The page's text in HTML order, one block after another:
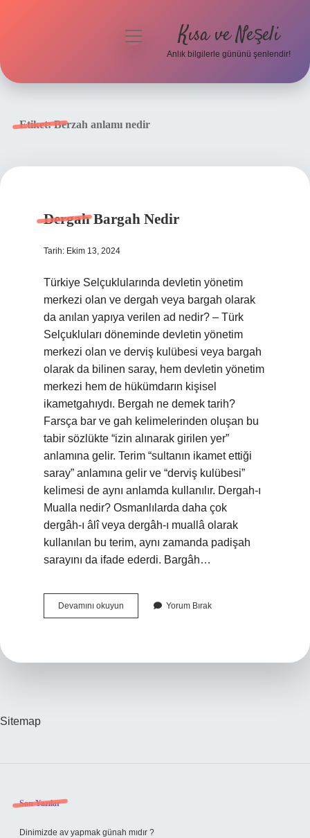
menüyü
Kısa ve Neşeli
Anlık bilgilerle gününü şenlendir!
Etiket:Berzah anlamı nedir
Dergah Bargah Nedir
Tarih: Ekim 13, 2024
Türkiye Selçuklularında devletin yönetim
merkezi olan ve dergah veya bargah olarak
da anılan yapıya verilen ad nedir? – Türk
Selçukluları döneminde devletin yönetim
merkezi olan ve derviş kulübesi veya bargah
olarak da bilinen saray, hem devletin yönetim
merkezi hem de hükümdarın kişisel
ikametgahıydı. Bergah ne demek tarih?
Farsça bar ve gah kelimelerinden oluşan bu
tabir sözlükte “izin alınarak girilen yer”
anlamına gelir. Terim “sultanın ikamet ettiği
saray” anlamına gelir ve “derviş kulübesi”
kelimesi de aynı anlamda kullanılır. Dergah-ı
Mualla nedir? Osmanlılarda daha çok
dergâh-ı âlî veya dergâh-ı muallâ olarak
kullanılan bu terim, aynı zamanda padişah
sarayını da ifade ederdi. Bargâh…
Devamını okuyun
Bargah
Yorum Bırak
Sitemap
Sidebar
Son Yazılar
Dinimizde av yapmak günah mıdır ?